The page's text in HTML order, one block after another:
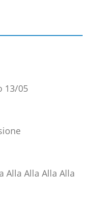
13/05
Alla Alla Alla Alla